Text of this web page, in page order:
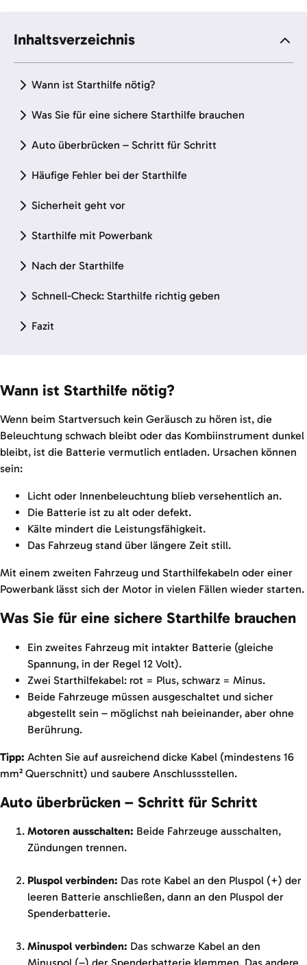
Inhaltsverzeichnis
Wann ist Starthilfe nötig?
Was Sie für eine sichere Starthilfe brauchen
Auto überbrücken – Schritt für Schritt
Häufige Fehler bei der Starthilfe
Sicherheit geht vor
Starthilfe mit Powerbank
Nach der Starthilfe
Schnell-Check: Starthilfe richtig geben
Fazit
Wann ist Starthilfe nötig?
Wenn beim Startversuch kein Geräusch zu hören ist, die
Beleuchtung schwach bleibt oder das Kombiinstrument dunkel
bleibt, ist die Batterie vermutlich entladen. Ursachen können
sein:
Licht oder Innenbeleuchtung blieb versehentlich an.
Die Batterie ist zu alt oder defekt.
Kälte mindert die Leistungsfähigkeit.
Das Fahrzeug stand über längere Zeit still.
Mit einem zweiten Fahrzeug und Starthilfekabeln oder einer
Powerbank lässt sich der Motor in vielen Fällen wieder starten.
Was Sie für eine sichere Starthilfe brauchen
Ein zweites Fahrzeug mit intakter Batterie (gleiche
Spannung, in der Regel 12 Volt).
Zwei Starthilfekabel: rot = Plus, schwarz = Minus.
Beide Fahrzeuge müssen ausgeschaltet und sicher
abgestellt sein – möglichst nah beieinander, aber ohne
Berührung.
Tipp: Achten Sie auf ausreichend dicke Kabel (mindestens 16
mm² Querschnitt) und saubere Anschlussstellen.
Auto überbrücken – Schritt für Schritt
Motoren ausschalten: Beide Fahrzeuge ausschalten,
Zündungen trennen.
Pluspol verbinden: Das rote Kabel an den Pluspol (+) der
leeren Batterie anschließen, dann an den Pluspol der
Spenderbatterie.
Minuspol verbinden: Das schwarze Kabel an den